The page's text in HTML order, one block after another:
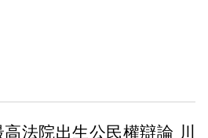
高法院出生公民權辯論 川